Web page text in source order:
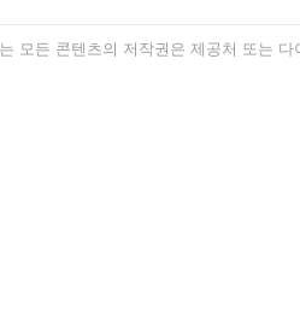
모든 콘텐츠의 저작권은 제공처 또는